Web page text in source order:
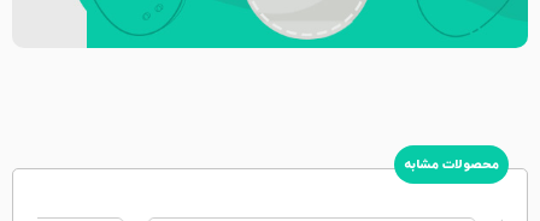
محصولات مشابه